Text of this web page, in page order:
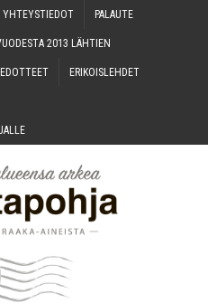
YHTEYS­TIE­DOT PALAU­TE
2013 LÄHTIEN
ERI­KOIS­LEH­DET